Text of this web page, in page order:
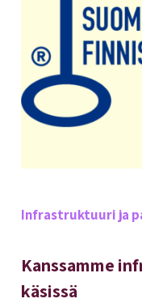
Infrastruktuuri ja
Kanssamme
käsissä